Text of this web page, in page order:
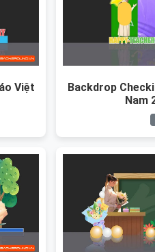
Việt
Backdrop
Nam